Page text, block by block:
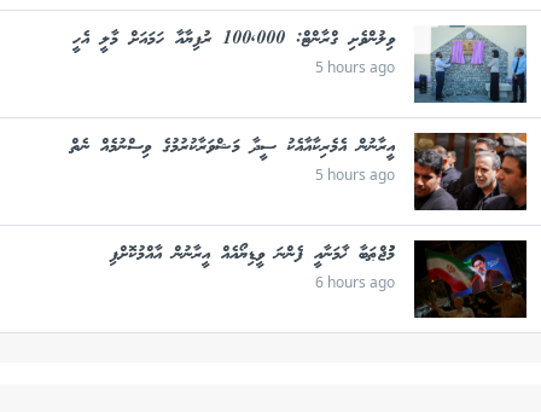
ވިލުންވެށި ގްރާންޓް: 100,000 ރުފިޔާއާ ހަމައަށް މާލީ އެހީ
5 hours ago
އީރާނުން އެމެރިކާއާއެކު ސީދާ މަޝްވަރާކުރުމުގެ ވިސްނުމެއް ނެތް
5 hours ago
މުުޖްޠަބާ ޚާމަނާއީ ފެންނަ ވީޑިޔޯއެއް އީރާނުން އާއްމުކޮށްފި
6 hours ago